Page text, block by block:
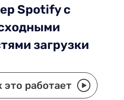
Spotify с
загрузки
это работает